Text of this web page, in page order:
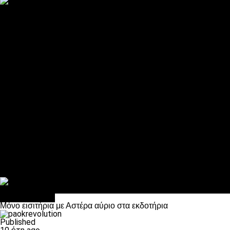
Μόνο εισιτήρια με Αστέρα αύριο στα εκδοτήρια
Published